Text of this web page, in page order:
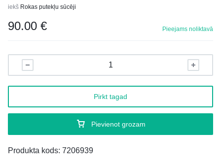
iekš Rokas putekļu sūcēji
90.00 € Pieejams noliktavā
Pievienot grozam
Pirkt tagad
Produkta kods: 7206939